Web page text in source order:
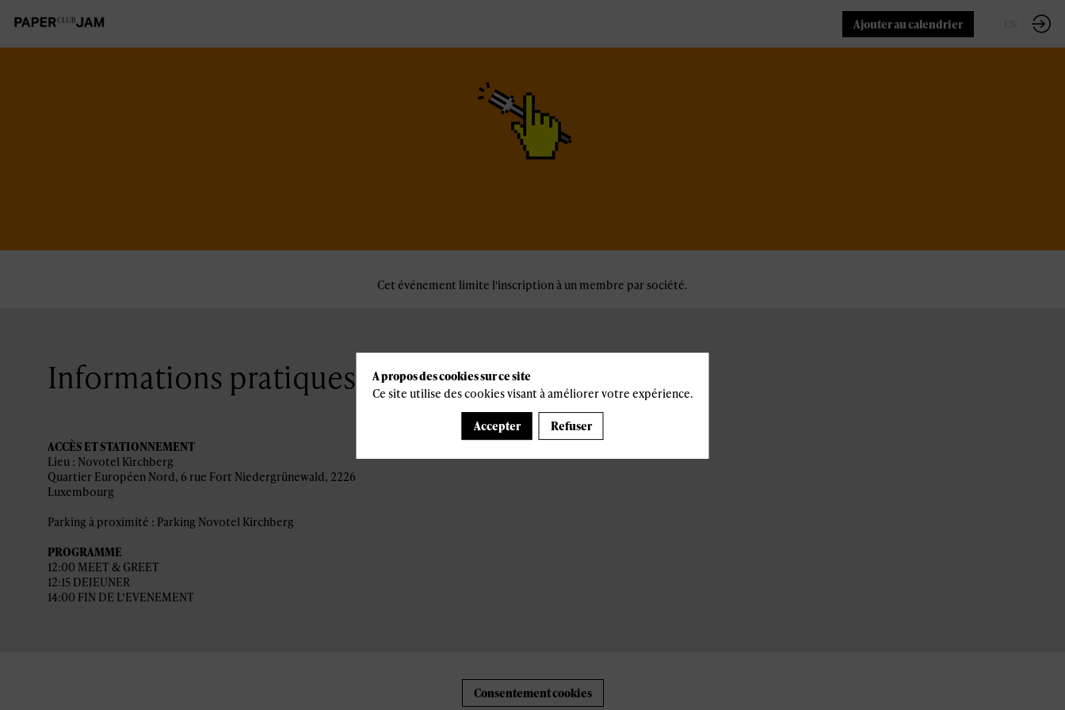
Ajouter au calendrier
Cet événement limite l'inscription à un membre par société.
Informations pratiques
ACCÈS ET STATIONNEMENT
Lieu : Novotel Kirchberg
Quartier Européen Nord, 6 rue Fort Niedergrünewald, 2226
Luxembourg
Parking à proximité : Parking Novotel Kirchberg
PROGRAMME
12:00 MEET & GREET
12:15 DEJEUNER
14:00 FIN DE L’EVENEMENT
Consentement cookies
A propos des cookies sur ce site
Ce site utilise des cookies visant à améliorer votre expérience.
Accepter Refuser